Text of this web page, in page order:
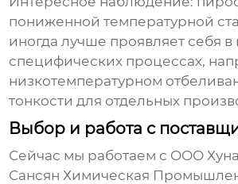
пониженной температурной
иногда лучше проявляет себя в
специфических процессах,
низкотемпературном
тонкости для отдельных
Выбор и работа с
Сейчас мы работаем с OOO
Сансян Химическая